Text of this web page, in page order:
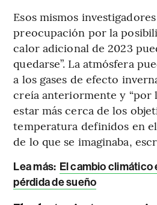
Esos mismos
preocupación por la
calor adicional de 2023
quedarse”. La atmósfera
a los gases de efecto
creía anteriormente y “por
estar más cerca de los
temperatura definidos en
de lo que se imaginaba,
Lea más: El cambio climático
pérdida de sueño